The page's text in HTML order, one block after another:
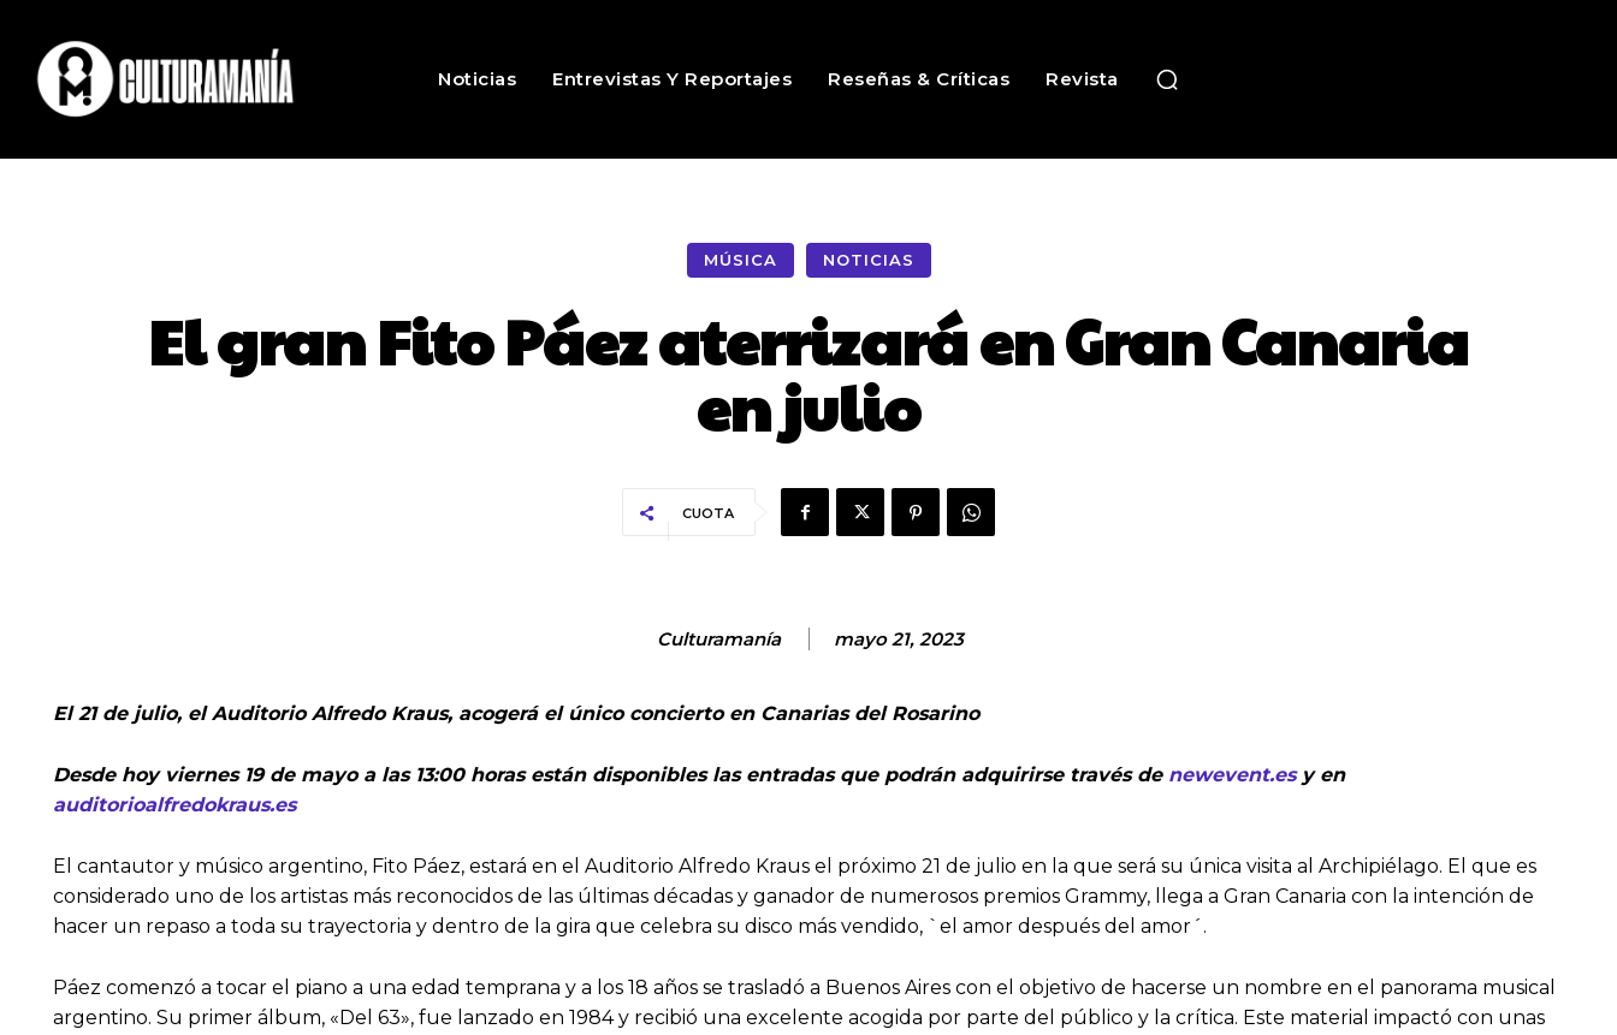
Noticias Entrevistas Y Reportajes Reseñas & Críticas Revista
MÚSICA NOTICIAS
El gran Fito Páez aterrizará en Gran Canaria
en julio
CUOTA
Culturamanía mayo 21, 2023
El 21 de julio, el Auditorio Alfredo Kraus, acogerá el único concierto en Canarias del Rosarino
Desde hoy viernes 19 de mayo a las 13:00 horas están disponibles las entradas que podrán adquirirse través de newevent.esy en
auditorioalfredokraus.es
El cantautor y músico argentino, Fito Páez, estará en el Auditorio Alfredo Kraus el próximo 21 de julio en la que será su única visita al Archipiélago. El que es
considerado uno de los artistas más reconocidos de las últimas décadas y ganador de numerosos premios Grammy, llega a Gran Canaria con la intención de
hacer un repaso a toda su trayectoria y dentro de la gira que celebra su disco más vendido, `el amor después del amor´.
Páez comenzó a tocar el piano a una edad temprana y a los 18 años se trasladó a Buenos Aires con el objetivo de hacerse un nombre en el panorama musical
argentino. Su primer álbum, «Del 63», fue lanzado en 1984 y recibió una excelente acogida por parte del público y la crítica. Este material impactó con unas